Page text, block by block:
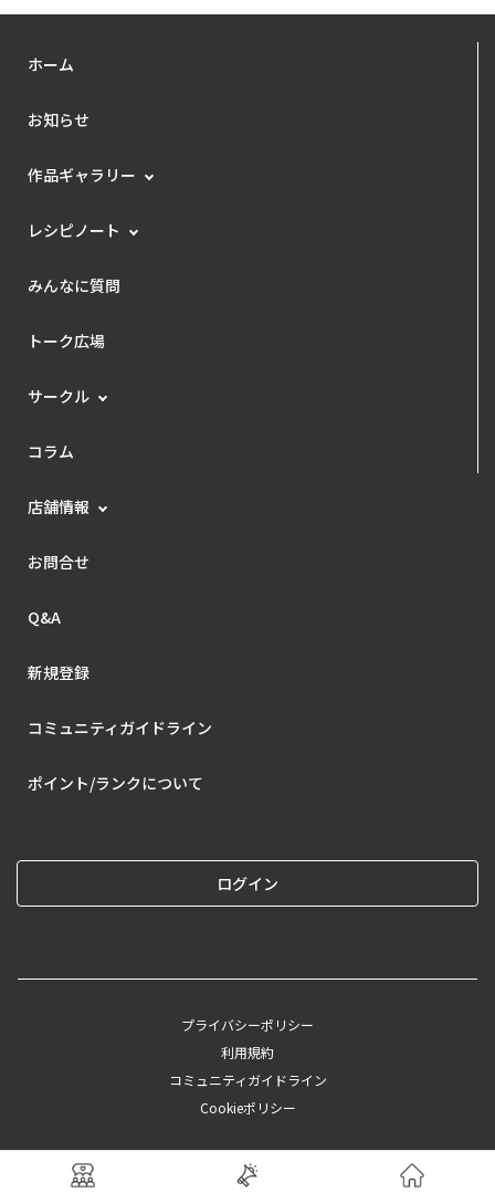
ホーム
お知らせ
作品ギャラリー
レシピノート
みんなに質問
トーク広場
サークル
コラム
店舗情報
お問合せ
Q&A
新規登録
コミュニティガイドライン
ポイント/ランクについて
ログイン
プライバシーポリシー
利用規約
コミュニティガイドライン
Cookieポリシー
©︎2025 CAINZ